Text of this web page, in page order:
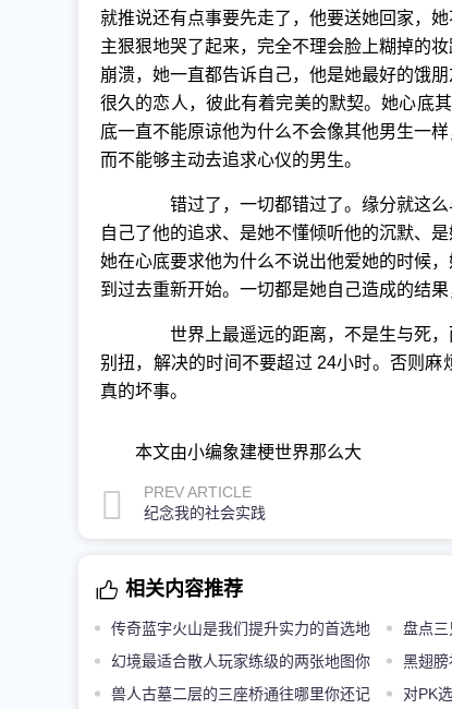
就推说还有点事要先走了，他要送她回家，
主狠狠地哭了起来，完全不理会脸上糊掉的
崩溃，她一直都告诉自己，他是她最好的饿
很久的恋人，彼此有着完美的默契。她心底
底一直不能原谅他为什么不会像其他男生一
而不能够主动去追求心仪的男生。
错过了，一切都错过了。缘分就这么
自己了他的追求、是她不懂倾听他的沉默、
她在心底要求他为什么不说出他爱她的时候
到过去重新开始。一切都是她自己造成的结
世界上最遥远的距离，不是生与死，
别扭，解决的时间不要超过 24小时。否则
真的坏事。
本文由小编象建梗世界那么大
PREV ARTICLE
纪念我的社会实践
相关内容推荐
传奇蓝宇火山是我们提升实力的首选地
图
盘点
容易被忽
幻境最适合散人玩家练级的两张地图你
还记得吗
黑翅
兽人古墓二层的三座桥通往哪里你还记 对PK